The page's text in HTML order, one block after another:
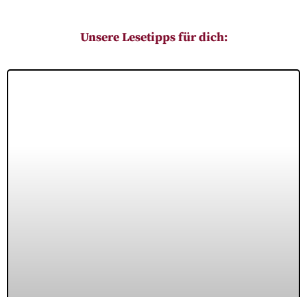
Unsere Lesetipps für dich: